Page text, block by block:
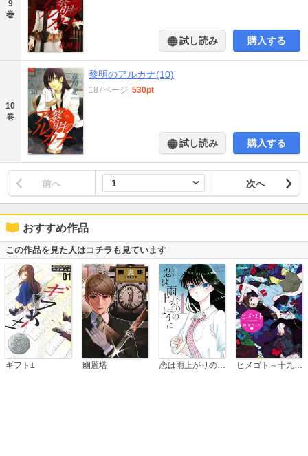
9
巻
試し読み 購入する
10
巻
黎明のアルカナ(10)
187ページ |530pt
試し読み 購入する
前へ 次へ
おすすめ作品
この作品を見た人はコチラも見ています
ギフト± 幽麗塔 ヒメゴト～十九歳の制服～